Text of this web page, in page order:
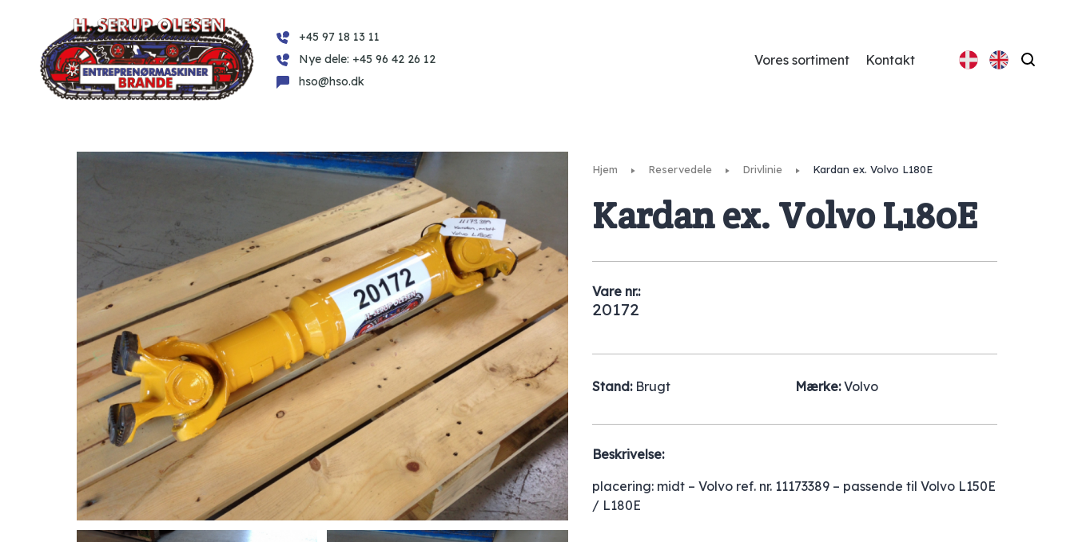
+45 97 18 13 11
Nye dele: +45 96 42 26 12
hso@hso.dk
Vores sortiment Kontakt Søg
Hjem Reservedele Drivlinie Kardan ex. Volvo L180E
Kardan ex. Volvo L180E
Vare nr.:
20172
Stand: Brugt Mærke:Volvo
Beskrivelse:
placering: midt – Volvo ref. nr. 11173389 – passende til Volvo L150E
/ L180E